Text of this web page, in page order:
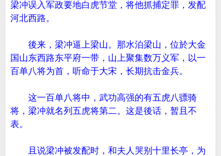
梁冲误入军政要地白虎节堂，将他抓捕定罪，发配
河北西路。
後来，梁冲逼上梁山。那水泊梁山，位於大金
国山东西路东平府一带，山上聚集数万义军，以一
百单八将为首，听命于大宋，长期抗击金兵。
这一百单八将中，武功高强的有五虎八骠骑
将，梁冲就名列五虎将第二。这是後话，暂且不
表。
且说梁冲被发配时，和夫人哭别十里长亭，为